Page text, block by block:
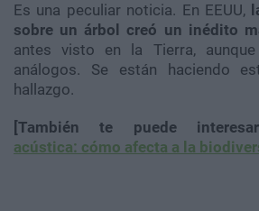
Es una peculiar noticia. En EEUU,
sobre un árbol creó un inédito
antes visto en la Tierra, aunque
análogos. Se están haciendo
hallazgo.
[También te puede
acústica: cómo afecta a la